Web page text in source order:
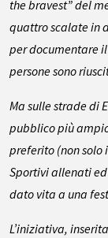
the bravest” del
quattro scalate in
per documentare
persone sono
Ma sulle strade di
pubblico più
preferito (non solo
Sportivi allenati
dato vita a una
L’iniziativa,